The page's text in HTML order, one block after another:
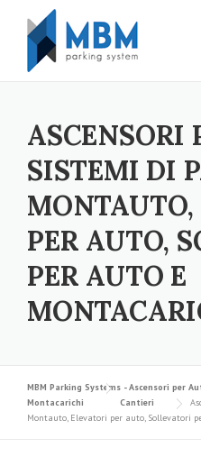
Skip to content
ASCENSORI
SISTEMI DI
MONTAUTO,
PER AUTO,
PER AUTO E
MBM Parking Systems - Ascensori per
Montacarichi
Cantieri
Montauto, Elevatori per auto, Sollevatori